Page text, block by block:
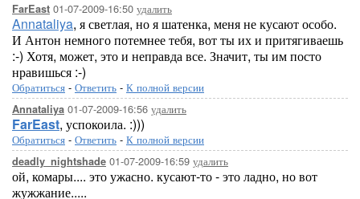
FarEast 01-07-2009-16:50 удалить
Annataliya, я светлая, но я шатенка, меня не кусают особо.
И Антон немного потемнее тебя, вот ты их и притягиваешь
:-) Хотя, может, это и неправда все. Значит, ты им посто
нравишься :-)
Обратиться - Ответить - К полной версии
Annataliya 01-07-2009-16:56 удалить
FarEast, успокоила. :)))
Обратиться - Ответить - К полной версии
deadly_nightshade 01-07-2009-16:59 удалить
ой, комары.... это ужасно. кусают-то - это ладно, но вот
жужжание.....